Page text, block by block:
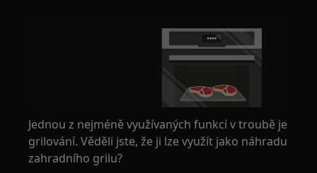
Jednou z nejméně využívaných funkcí v troubě je
grilování. Věděli jste, že ji lze využít jako náhradu
zahradního grilu?